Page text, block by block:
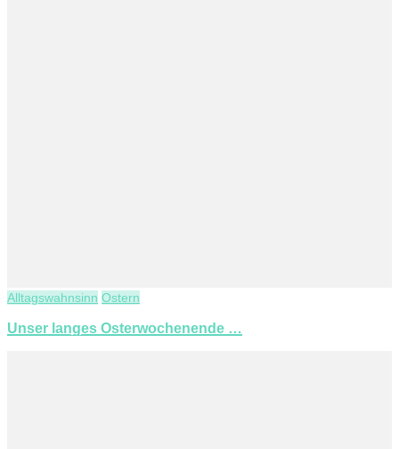
Alltagswahnsinn Ostern
Unser langes Osterwochenende …